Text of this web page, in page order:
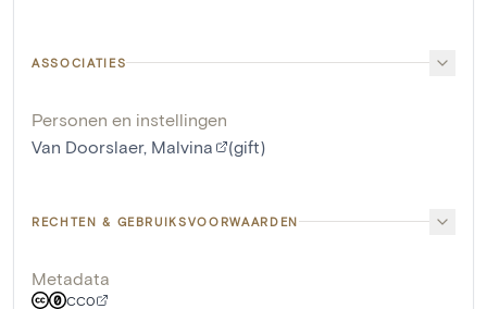
ASSOCIATIES
Personen en instellingen
Van Doorslaer, Malvina
(gift)
RECHTEN & GEBRUIKSVOORWAARDEN
Metadata
CC0